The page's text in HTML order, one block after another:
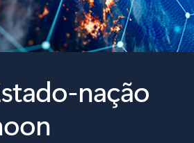
nação